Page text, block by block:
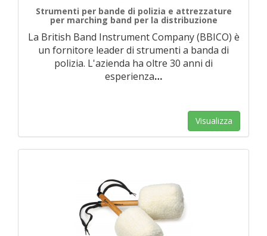
Strumenti per bande di polizia e attrezzature
per marching band per la distribuzione
La British Band Instrument Company (BBICO) è
un fornitore leader di strumenti a banda di
polizia. L'azienda ha oltre 30 anni di
esperienza…
Visualizza